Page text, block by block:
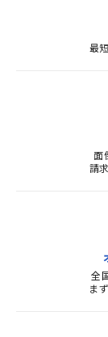
最
面
請
全
ま